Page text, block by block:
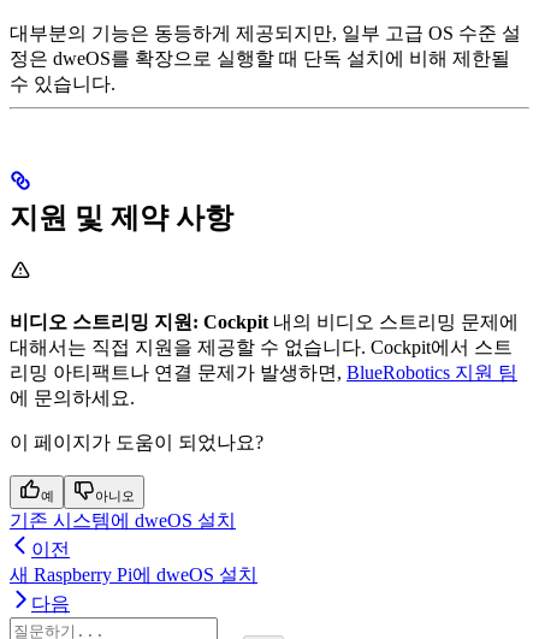
대부분의 기능은 동등하게 제공되지만, 일부 고급 OS 수준 설
정은 dweOS를 확장으로 실행할 때 단독 설치에 비해 제한될
수 있습니다.
지원 및 제약 사항
비디오 스트리밍 지원: Cockpit내의 비디오 스트리밍 문제에
대해서는 직접 지원을 제공할 수 없습니다. Cockpit에서 스트
리밍 아티팩트나 연결 문제가 발생하면, BlueRobotics 지원 팀
에 문의하세요.
이 페이지가 도움이 되었나요?
예 아니오
기존 시스템에 dweOS 설치
이전
새 Raspberry Pi에 dweOS 설치
다음